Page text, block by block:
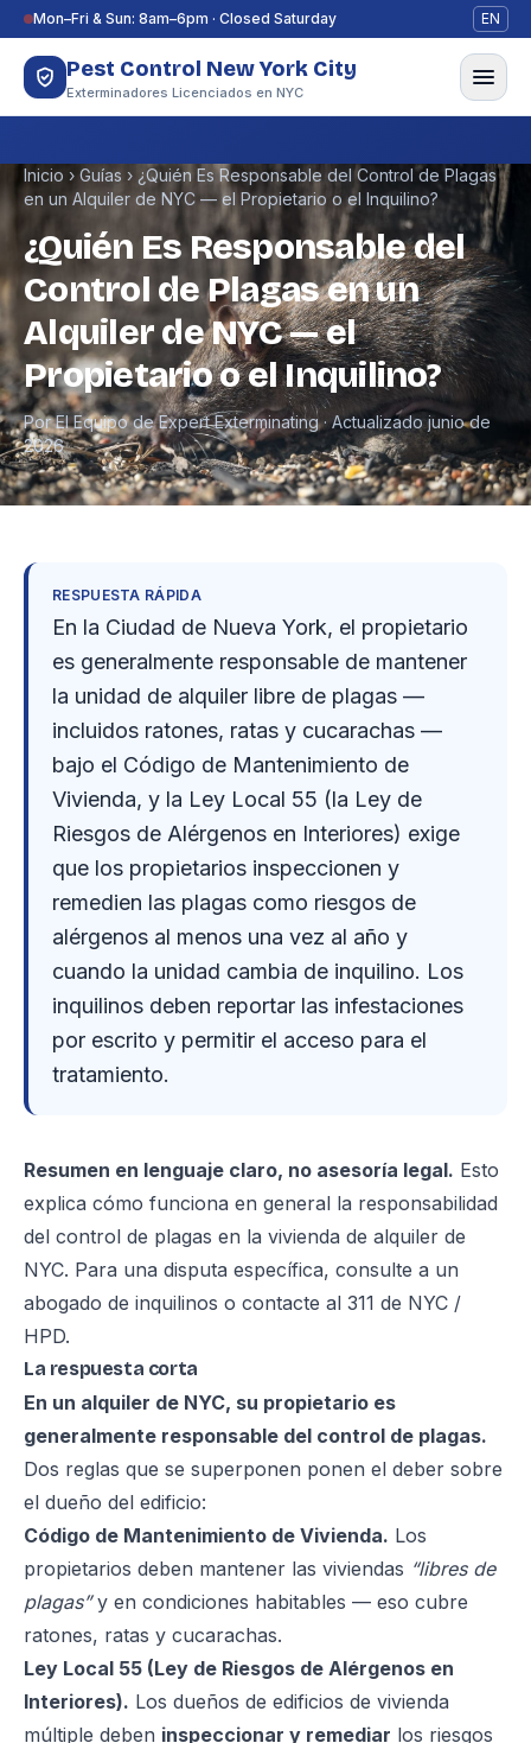
Saltar al contenido
Mon–Fri & Sun: 8am–6pm · Closed Saturday EN
Pest Control New York City
Exterminadores Licenciados en NYC
Inicio › Guías › ¿Quién Es Responsable del Control de Plagas
en un Alquiler de NYC — el Propietario o el Inquilino?
¿Quién Es Responsable del
Control de Plagas en un
Alquiler de NYC — el
Propietario o el Inquilino?
Por El Equipo de Expert Exterminating · Actualizado junio de
2026
RESPUESTA RÁPIDA
En la Ciudad de Nueva York, el propietario
es generalmente responsable de mantener
la unidad de alquiler libre de plagas —
incluidos ratones, ratas y cucarachas —
bajo el Código de Mantenimiento de
Vivienda, y la Ley Local 55 (la Ley de
Riesgos de Alérgenos en Interiores) exige
que los propietarios inspeccionen y
remedien las plagas como riesgos de
alérgenos al menos una vez al año y
cuando la unidad cambia de inquilino. Los
inquilinos deben reportar las infestaciones
por escrito y permitir el acceso para el
tratamiento.
Resumen en lenguaje claro, no asesoría legal. Esto
explica cómo funciona en general la responsabilidad
del control de plagas en la vivienda de alquiler de
NYC. Para una disputa específica, consulte a un
abogado de inquilinos o contacte al 311 de NYC /
HPD.
La respuesta corta
En un alquiler de NYC, su propietario es
generalmente responsable del control de plagas.
Dos reglas que se superponen ponen el deber sobre
el dueño del edificio:
Código de Mantenimiento de Vivienda. Los
propietarios deben mantener las viviendas “libres de
plagas”y en condiciones habitables — eso cubre
ratones, ratas y cucarachas.
Ley Local 55 (Ley de Riesgos de Alérgenos en
Interiores). Los dueños de edificios de vivienda
múltiple deben inspeccionar y remediar los riesgos